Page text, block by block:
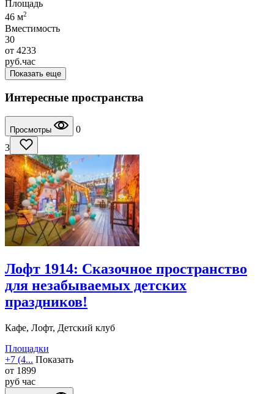
Площадь
46 м2
Вместимость
30
от 4233
руб.час
Показать еще
Интересные пространства
Просмотры
0
3
Лофт 1914: Сказочное пространство
для незабываемых детских
праздников!
Кафе, Лофт, Детский клуб
Площадки
+7 (4... Показать
от 1899
руб час